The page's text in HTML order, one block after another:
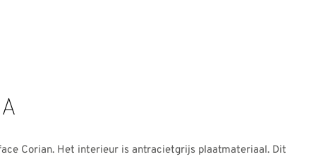
Corian. Het interieur is antracietgrijs plaatmateriaal. Dit